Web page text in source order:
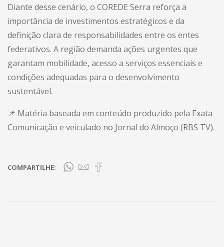
Diante desse cenário, o COREDE Serra reforça a
importância de investimentos estratégicos e da
definição clara de responsabilidades entre os entes
federativos. A região demanda ações urgentes que
garantam mobilidade, acesso a serviços essenciais e
condições adequadas para o desenvolvimento
sustentável.
📌 Matéria baseada em conteúdo produzido pela Exata
Comunicação e veiculado no Jornal do Almoço (RBS TV).
COMPARTILHE: